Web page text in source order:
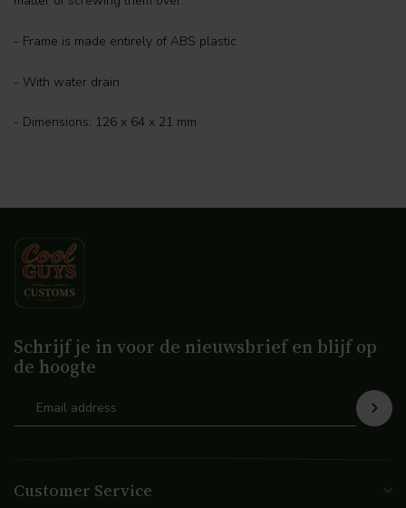
- Frame is made entirely of ABS plastic
- With water drain
- Dimensions: 126 x 64 x 21 mm
Schrijf je in voor de nieuwsbrief en blijf op
de hoogte
Customer Service